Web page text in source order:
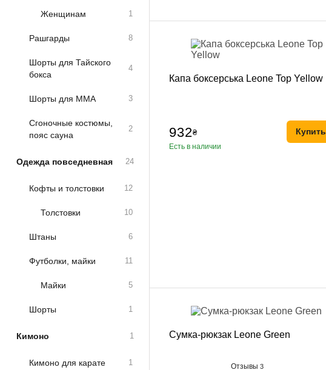
Женщинам 1
Рашгарды 8
Шорты для Тайского
бокса
4
Шорты для ММА 3
Сгоночные костюмы,
пояс сауна
2
Одежда повседневная 24
Кофты и толстовки 12
Толстовки 10
Штаны 6
Футболки, майки 11
Майки 5
Шорты 1
Кимоно 1
Кимоно для карате 1
Капа боксерська Leone Top Yellow
932₴
Есть в наличии
Купить
Сумка-рюкзак Leone Green
Отзывы3